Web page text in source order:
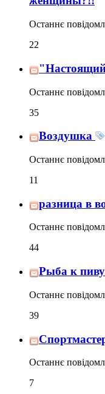
Останнє
22
Останнє
35
Воздушка
Останнє
11
разница в
Останнє
44
Рыба к пиву
Останнє
39
Останнє
7